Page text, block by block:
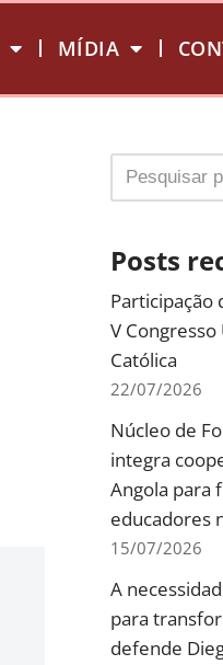
MÍDIA
Posts
Participação
V
Católica
22/07/2026
Núcleo de
integra
Angola para
educadores
15/07/2026
A
para
defende